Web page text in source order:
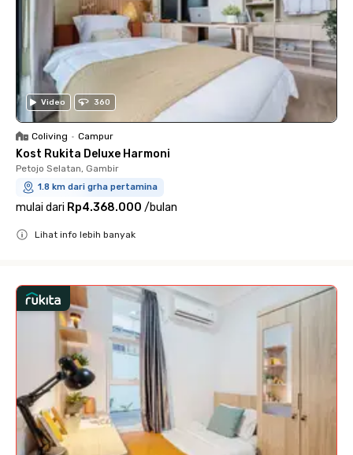
Video 360
Coliving • Campur
Kost Rukita Deluxe Harmoni
Petojo Selatan, Gambir
1.8 km dari grha pertamina
mulai dari Rp4.368.000 /bulan
Lihat info lebih banyak